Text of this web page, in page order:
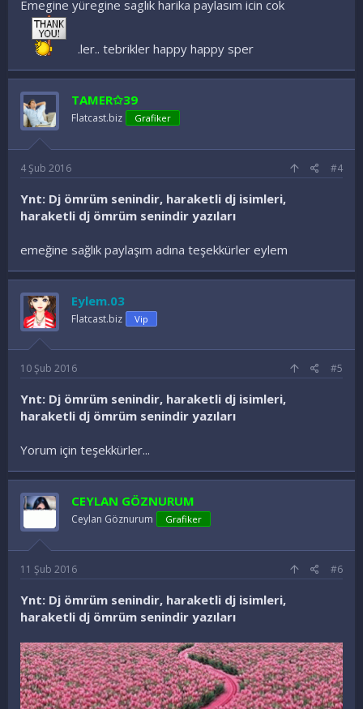
Emegine yüregine saglık harika paylasım icin cok
.ler.. tebrikler happy happy sper
TAMER✩39
Flatcast.biz Grafiker
4 Şub 2016 #4
Ynt: Dj ömrüm senindir, haraketli dj isimleri,
haraketli dj ömrüm senindir yazıları
emeğine sağlık paylaşım adına teşekkürler eylem
Eylem.03
Flatcast.biz Vip
10 Şub 2016 #5
Ynt: Dj ömrüm senindir, haraketli dj isimleri,
haraketli dj ömrüm senindir yazıları
Yorum için teşekkürler...
CEYLAN GÖZNURUM
Ceylan Göznurum Grafiker
11 Şub 2016 #6
Ynt: Dj ömrüm senindir, haraketli dj isimleri,
haraketli dj ömrüm senindir yazıları